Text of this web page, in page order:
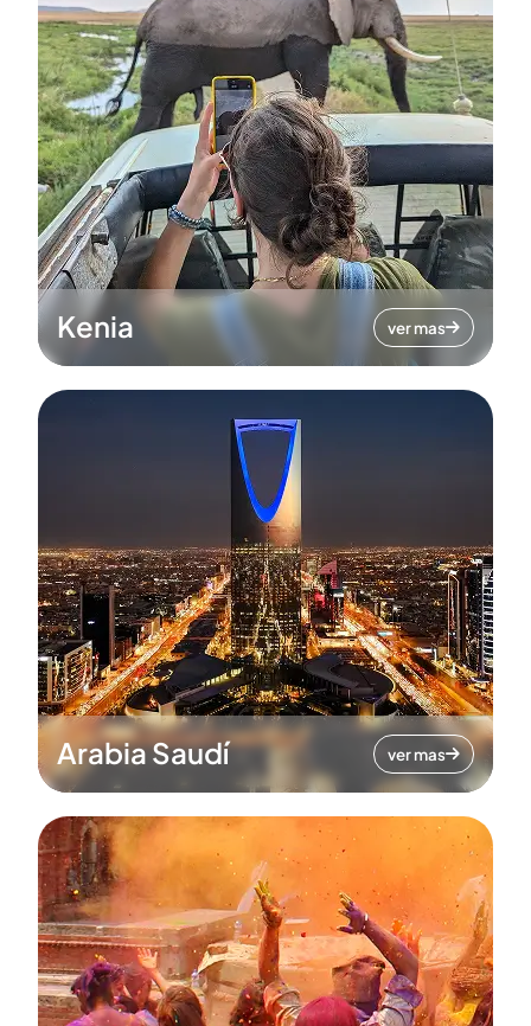
Kenia ver mas
Arabia Saudí ver mas